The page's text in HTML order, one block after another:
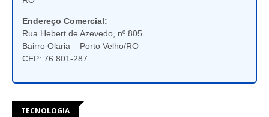
Endereço Comercial:
Rua Hebert de Azevedo, nº 805
Bairro Olaria – Porto Velho/RO
CEP: 76.801-287
TECNOLOGIA